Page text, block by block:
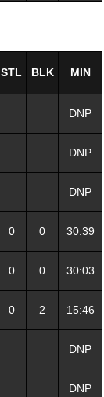
STL BLK
MIN
DNP
DNP
DNP
0 0 30:39
0 0 30:03
0 2 15:46
DNP
DNP